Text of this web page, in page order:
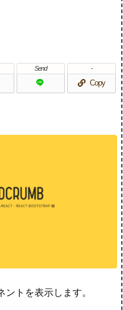
Send
Copy
-
トを表示します。